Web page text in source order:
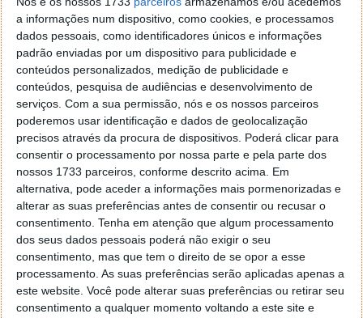
a informações num dispositivo, como cookies, e processamos
dados pessoais, como identificadores únicos e informações
padrão enviadas por um dispositivo para publicidade e
conteúdos personalizados, medição de publicidade e
conteúdos, pesquisa de audiências e desenvolvimento de
serviços. Com a sua permissão, nós e os nossos parceiros
poderemos usar identificação e dados de geolocalização
precisos através da procura de dispositivos. Poderá clicar para
consentir o processamento por nossa parte e pela parte dos
nossos 1733 parceiros, conforme descrito acima. Em
alternativa, pode aceder a informações mais pormenorizadas e
alterar as suas preferências antes de consentir ou recusar o
consentimento. Tenha em atenção que algum processamento
dos seus dados pessoais poderá não exigir o seu
consentimento, mas que tem o direito de se opor a esse
processamento. As suas preferências serão aplicadas apenas a
este website. Você pode alterar suas preferências ou retirar seu
consentimento a qualquer momento voltando a este site e
vir embora, começou a chover muito, muito e
sem parar.
Após algum tempo, a bibliotecária e eu,
fomos ficando mais confortáveis e... bem...
fizemos uma festa a noite inteira, se é que o
senhor me entende.
- Não foi correcto mas também não foi
horrível, meu filho. Se foi apenas esse o único
deslize, Deus vai perdoar-lhe.
- Aí é que está... mais ou menos há uma
semana, eu ajudei a minha vizinha e consertei
as persianas na casa dela. Quando ia voltar
para a minha casa, começou a chover muito,
muito, sem parar, e... bem... o senhor sabe, foi
uma festa a noite inteira.
O padre ficou em silêncio por alguns
segundos.